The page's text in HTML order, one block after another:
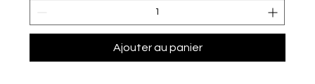
Ajouter au panier